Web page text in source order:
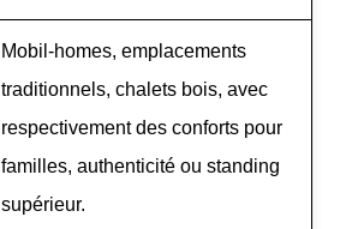
Mobil-homes, emplacements
traditionnels, chalets bois, avec
respectivement des conforts pour
familles, authenticité ou standing
supérieur.